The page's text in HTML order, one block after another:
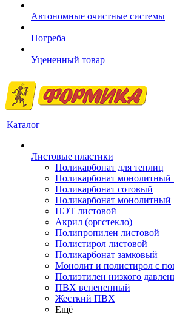
Автономные очистные системы
Погреба
Уцененный товар
Каталог
Листовые пластики
Поликарбонат для теплиц
Поликарбонат
Поликарбонат сотовый
Поликарбонат монолитный
ПЭТ листовой
Акрил (оргстекло)
Полипропилен листовой
Полистирол листовой
Поликарбонат замковый
Монолит и полистирол с
Полиэтилен низкого
ПВХ вспененный
Жесткий ПВХ
Ещё